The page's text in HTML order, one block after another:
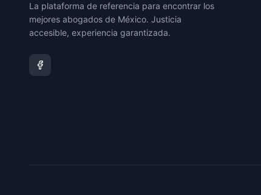
La plataforma de referencia para encontrar los
mejores abogados de México. Justicia
accesible, experiencia garantizada.